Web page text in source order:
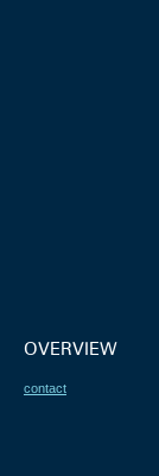
OVERVIEW
contact